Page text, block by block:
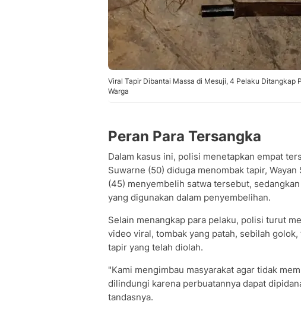
Viral Tapir Dibantai Massa di Mesuji, 4 Pelaku
Warga
Peran Para Tersangka
Dalam kasus ini, polisi menetapkan empat
Suwarne (50) diduga menombak tapir,
(45) menyembelih satwa tersebut,
yang digunakan dalam penyembelihan.
Selain menangkap para pelaku, polisi turut
video viral, tombak yang patah, sebilah
tapir yang telah diolah.
"Kami mengimbau masyarakat agar tidak
dilindungi karena perbuatannya dapat
tandasnya.